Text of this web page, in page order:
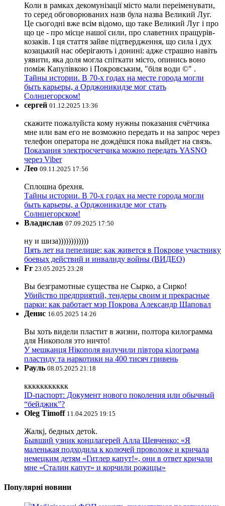
Коли в рамках декомунізації місто мали переіменувати,
то серед обговорюваних назв була назва Великий Луг.
Це сьогодні вже всім відомо, що таке Великий Луг і про
що це - про місце нашої сили, про славетних пращурів-
козаків. І ця стаття зайве підтвердження, що сила і дух
козацький нас оберігають і донині: адже страшно навіть
уявити, яка доля могла спіткати місто, опинись воно
поміж Капулівкою і Покровським, "біля води ©" .
Тайны истории. В 70-х годах на месте города могли
быть карьеры, а Орджоникидзе мог стать
Солнцегорском!
сергей 01.12.2025 13:36
скажите пожалуйста кому нужны показания счётчика
мне или вам его не возможно передать и на запрос через
телефон оператора не дождёшся пока выйдет на связь.
Показания электросчетчика можно передать YASNO
через Viber
Лео 09.11.2025 17:56
Сплошна брехня.
Тайны истории. В 70-х годах на месте города могли
быть карьеры, а Орджоникидзе мог стать
Солнцегорском!
Владислав 07.09.2025 17:50
ну и шиза))))))))))))
Пять лет на пепелище: как живется в Покрове участнику
боевых действий и инвалиду войны (ВИДЕО)
Fr 23.05.2025 23:28
Вы безграмотные существа не Сырко, а Сирко!
Убийство предприятий, тендеры своим и прекрасные
парки: как работает мэр Покрова Александр Шаповал
Денис 16.05.2025 14:26
Вы хоть видели пластит в жизни, полтора килограмма
для Никополя это ничто!
У мешканця Нікополя вилучили півтора кілограма
пластиду та наркотики на 400 тисяч гривень
Рауль 08.05.2025 21:18
ккккккккккк
ID-паспорт: Документ нового поколения или обычный
“бейджик”?
Oleg Timoff 11.04.2025 19:15
Жалкj, бедных детok.
Бывший узник концлагерей Алла Шевченко: «Я
маленькая подходила к колючей проволоке и кричала
немецким детям «Гитлер капут!», они в ответ кричали
мне «Сталин капут» и корчили рожицы»
Популярні новини